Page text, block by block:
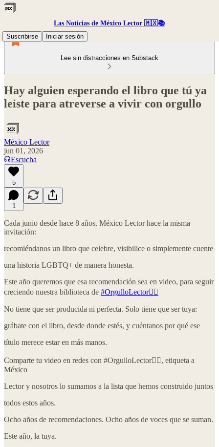
Las Noticias de México Lector 🇲🇽📚
Suscribirse
Iniciar sesión
Lee sin distracciones en Substack
Hay alguien esperando el libro que tú ya
leíste para atreverse a vivir con orgullo
México Lector
jun 01, 2026
Escucha
5
1
Cada junio desde hace 8 años, México Lector hace la misma
invitación:
recomiéndanos un libro que celebre, visibilice o simplemente cuente
una historia LGBTQ+ de manera honesta.
Este año queremos que esa recomendación sea en video, para seguir
creciendo nuestra biblioteca de #OrgulloLector🏳️‍🌈
No tiene que ser producida ni perfecta. Solo tiene que ser tuya:
grábate con el libro, desde donde estés, y cuéntanos por qué ese
título merece estar en más manos.
Comparte tu video en redes con #OrgulloLector🏳️‍🌈, etiqueta a
México
Lector y nosotros lo sumamos a la lista que hemos construido juntos
todos estos años.
Ocho años de recomendaciones. Ocho años de voces que se suman.
Este año, la tuya.